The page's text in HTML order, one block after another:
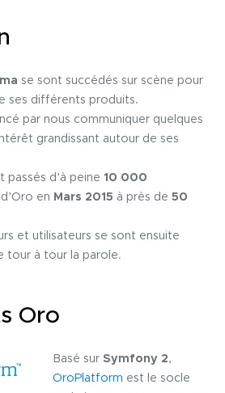
se sont succédés sur scène pour
ses différents produits.
par nous communiquer quelques
grandissant autour de ses
d’à peine 10 000
d’Oro en Mars 2015 à près de 50
et utilisateurs se sont ensuite
tour à tour la parole.
Oro
Basé surSymfony 2,
OroPlatform est le socle